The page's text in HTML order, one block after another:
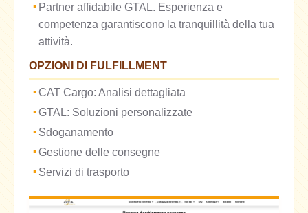
Partner affidabile GTAL. Esperienza e
competenza garantiscono la tranquillità della tua
attività.
OPZIONI DI FULFILLMENT
CAT Cargo: Analisi dettagliata
GTAL: Soluzioni personalizzate
Sdoganamento
Gestione delle consegne
Servizi di trasporto